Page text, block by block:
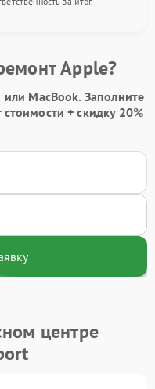
Apple?
MacBook. Заполните
стоимости +скидку 20%
центре